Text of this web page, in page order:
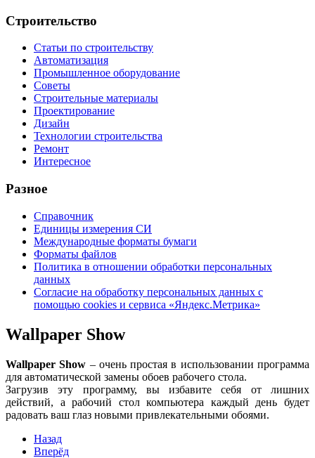
Строительство
Статьи по строительству
Автоматизация
Промышленное оборудование
Советы
Строительные материалы
Проектирование
Дизайн
Технологии строительства
Ремонт
Интересное
Разное
Справочник
Единицы измерения СИ
Международные форматы бумаги
Форматы файлов
Политика в отношении обработки персональных
данных
Согласие на обработку персональных данных с
помощью cookies и сервиса «Яндекс.Метрика»
Wallpaper Show
Wallpaper Show – очень простая в использовании программа
для автоматической замены обоев рабочего стола.
Загрузив эту программу, вы избавите себя от лишних
действий, а рабочий стол компьютера каждый день будет
радовать ваш глаз новыми привлекательными обоями.
Назад
Вперёд